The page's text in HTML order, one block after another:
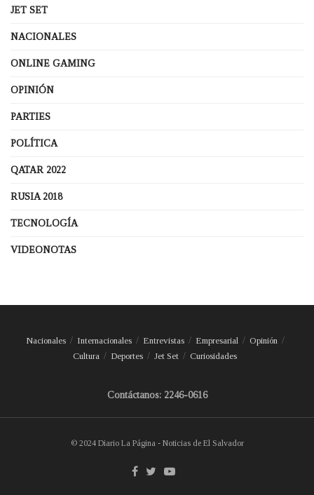
JET SET
NACIONALES
ONLINE GAMING
OPINIÓN
PARTIES
POLÍTICA
QATAR 2022
RUSIA 2018
TECNOLOGÍA
VIDEONOTAS
Nacionales Internacionales Entrevistas Empresarial
Opinión
Cultura
Deportes Jet Set Curiosidades
Contáctanos: 2246-0616
© 2024 Diario La Página - Noticias de El Salvador